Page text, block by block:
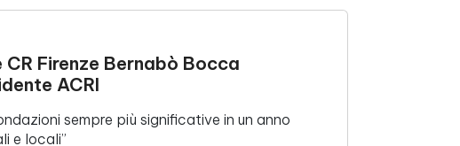
Firenze Bernabò Bocca
ACRI
sempre più significative in un anno
e locali”